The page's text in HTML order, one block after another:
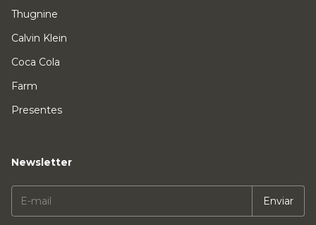
Thugnine
Calvin Klein
Coca Cola
Farm
Presentes
Newsletter